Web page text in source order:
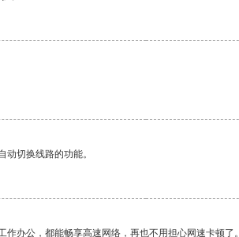
切换线路的功能。
办公，都能畅享高速网络，再也不用担心网速卡顿了。